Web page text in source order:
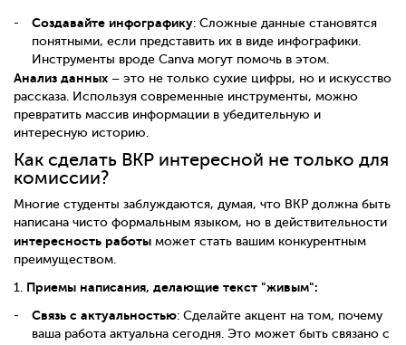
Создавайте инфографику: Сложные данные становятся
понятными, если представить их в виде инфографики.
Инструменты вроде Canva могут помочь в этом.
Анализ данных – это не только сухие цифры, но и искусство
рассказа. Используя современные инструменты, можно
превратить массив информации в убедительную и
интересную историю.
Как сделать ВКР интересной не только для
комиссии?
Многие студенты заблуждаются, думая, что ВКР должна быть
написана чисто формальным языком, но в действительности
интересность работы может стать вашим конкурентным
преимуществом.
1. Приемы написания, делающие текст "живым":
Связь с актуальностью: Сделайте акцент на том, почему
ваша работа актуальна сегодня. Это может быть связано с